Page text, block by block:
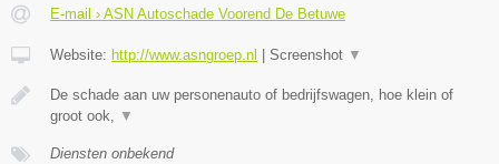
E-mail › ASN Autoschade Voorend De Betuwe
Website: http://www.asngroep.nl Screenshot ▼
De schade aan uw personenauto of bedrijfswagen, hoe klein of
groot ook, ▼
Diensten onbekend